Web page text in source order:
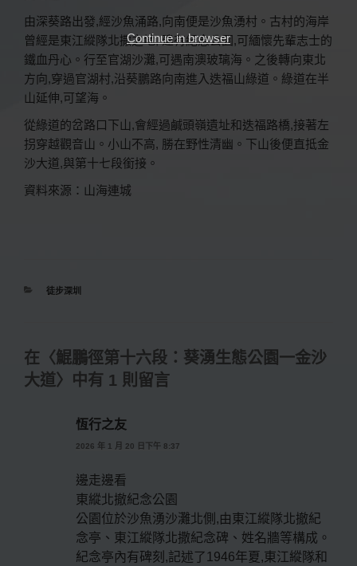
由深葵路出發,經沙魚涌路,向南便是沙魚湧村。古村的海岸
曾經是東江縱隊北撒之地, 建有紀念公園,可緬懷先輩志士的
鐵血丹心。行至官湖沙灘,可遇南澳玻璃海。之後轉向東北
方向,穿過官湖村,沿葵鵬路向南進入迭福山綠道。綠道在半
山延伸,可望海。
從綠道的岔路口下山,會經過鹹頭嶺遺址和迭福路橋,接著左
拐穿越觀音山。小山不高, 勝在野性清幽。下山後便直抵金
沙大道,與第十七段銜接。
資料來源：山海連城
分
徒步深圳
在〈鯤鵬徑第十六段：葵湧生態公園一金沙
大道〉中有 1 則留言
恆行之友
2026 年 1 月 20 日下午 8:37
邊走邊看
東縱北撤紀念公園
公園位於沙魚湧沙灘北側,由東江縱隊北撤紀
念亭、東江縱隊北撒紀念碑、姓名牆等構成。
紀念亭內有碑刻,記述了1946年夏,東江縱隊和
Continue in browser